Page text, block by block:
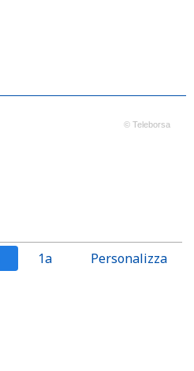
© Teleborsa
1a Personalizza